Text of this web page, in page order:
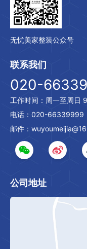
无忧美家整装公众号
联系我们
020-
工作时间：周一至周日
电话：020-66339999
邮件：
公司地址